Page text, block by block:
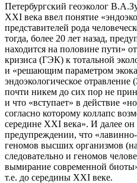
Петербургский геоэколог
XXI века ввел понятие
представителей рода
тогда, более 20 лет назад,
находится на половине пути»
кризиса (ГЭК) к тотальной
и «решающим параметром
эндоэкологическое
почти никем до сих пор не
и что «вступает» в действие
согласно которому коллапс
середине XXI века». И далее
предупреждении, что
геномов высших организмов
следовательно и геномов
вымирание современной
т.е. до середины XXI веке.